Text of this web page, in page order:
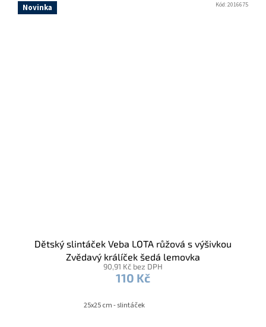
Novinka
Dětský slintáček Veba LOTA růžová s výšivkou
Zvědavý králíček šedá lemovka
90,91 Kč bez DPH
110 Kč
25x25 cm - slintáček
Kód:2016675